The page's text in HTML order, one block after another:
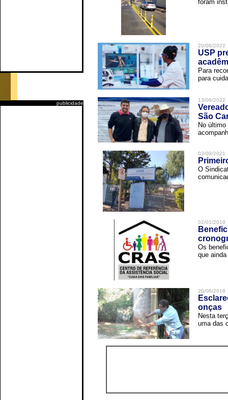
publicidade
foram
20/06/2022
USP
Para
para
13/06/2022
São
No
03/09/2021
O
02/01/2019
Os
que
20/06/2018
onças
Nesta
uma das